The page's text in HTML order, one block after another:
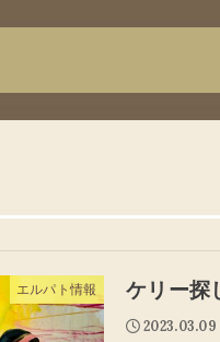
エルパト情報 ケリー探
2023.03.09